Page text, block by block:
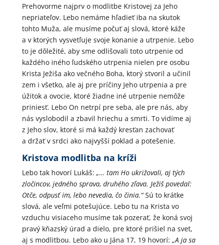
Prehovorme najprv o modlitbe Kristovej za Jeho
nepriateľov. Lebo nemáme hľadieť iba na skutok
tohto Muža, ale musíme počuť aj slová, ktoré káže
a v ktorých vysvetľuje svoje konanie a utrpenie. Lebo
to je dôležité, aby sme odlišovali toto utrpenie od
každého iného ľudského utrpenia nielen pre osobu
Krista Ježiša ako večného Boha, ktorý stvoril a učinil
zem i všetko, ale aj pre príčiny Jeho utrpenia a pre
úžitok a ovocie, ktoré žiadne iné utrpenie nemôže
priniesť. Lebo On netrpí pre seba, ale pre nás, aby
nás vyslobodil a zbavil hriechu a smrti. To vidíme aj
z Jeho slov, ktoré si má každý kresťan zachovať
a držať v srdci ako najvyšší poklad a potešenie.
Kristova modlitba na kríži
Lebo tak hovorí Lukáš: „… tam Ho ukrižovali, aj tých
zločincov, jedného sprava, druhého zľava. Ježiš povedal:
Otče, odpusť im, lebo nevedia, čo činia.“Sú to krátke
slová, ale veľmi potešujúce. Lebo tu na Krista vo
vzduchu visiaceho musíme tak pozerať, že koná svoj
pravý kňazský úrad a dielo, pre ktoré prišiel na svet,
aj s modlitbou. Lebo ako u Jána 17, 19 hovorí: „A ja sa